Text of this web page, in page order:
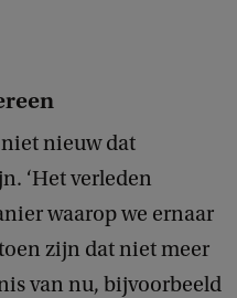
nieuw dat
‘Het verleden
waarop we ernaar
zijn dat niet meer
van nu, bijvoorbeeld